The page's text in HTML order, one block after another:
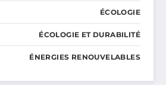
ÉCOLOGIE
ÉCOLOGIE ET DURABILITÉ
ÉNERGIES RENOUVELABLES